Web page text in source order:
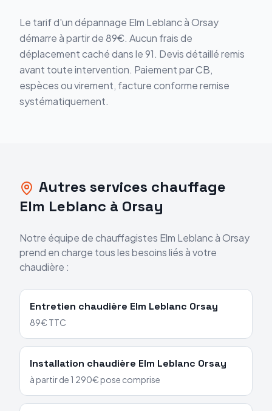
Le tarif d'undépannage Elm LeblancàOrsay
démarreà partir de 89€. Aucun frais de
déplacement caché dans le91. Devis détaillé remis
avant toute intervention. Paiement par CB,
espèces ou virement, facture conforme remise
systématiquement.
Autres services chauffage
Elm Leblanc à Orsay
Notre équipe de chauffagistes Elm LeblancàOrsay
prend en charge tous les besoins liés à votre
chaudière :
Entretien chaudière Elm Leblanc Orsay
89€ TTC
Installation chaudière Elm Leblanc Orsay
à partir de 1 290€ pose comprise